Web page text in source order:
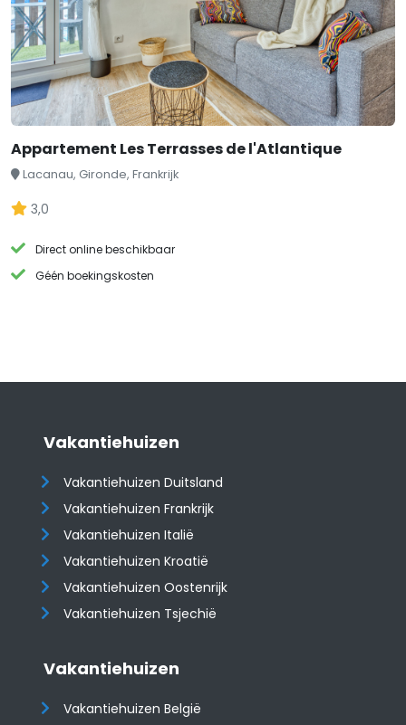
Appartement Les Terrasses de l'Atlantique
Lacanau, Gironde, Frankrijk
3,0
Direct online beschikbaar
Géén boekingskosten
Vakantiehuizen
Vakantiehuizen Duitsland
Vakantiehuizen Frankrijk
Vakantiehuizen Italië
Vakantiehuizen Kroatië
​​​​​​​Vakantiehuizen Oostenrijk
Vakantiehuizen Tsjechië
Vakantiehuizen
Vakantiehuizen België